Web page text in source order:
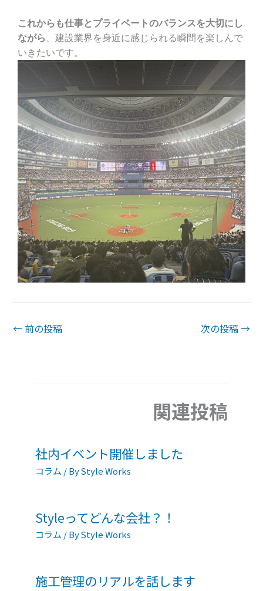
これからも仕事とプライベートのバランスを大切にし
ながら
、建設業界を身近に感じられる瞬間を楽しんで
いきたいです。
←前の投稿 次の投稿→
関連投稿
社内イベント開催しました
コラム / ByStyle Works
Styleってどんな会社？！
コラム / ByStyle Works
施工管理のリアルを話します